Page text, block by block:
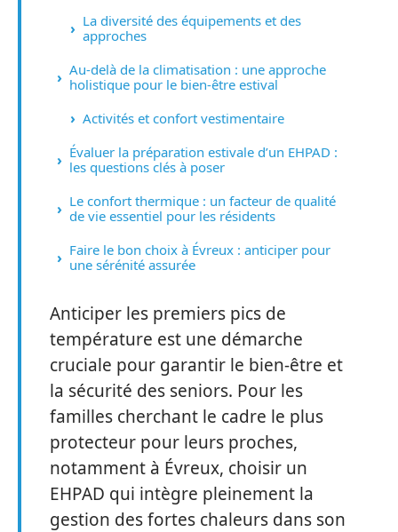
La diversité des équipements et des
approches
Au-delà de la climatisation : une approche
holistique pour le bien-être estival
Activités et confort vestimentaire
Évaluer la préparation estivale d’un EHPAD :
les questions clés à poser
Le confort thermique : un facteur de qualité
de vie essentiel pour les résidents
Faire le bon choix à Évreux : anticiper pour
une sérénité assurée
Anticiper les premiers pics de
température est une démarche
cruciale pour garantir le bien-être et
la sécurité des seniors. Pour les
familles cherchant le cadre le plus
protecteur pour leurs proches,
notamment à Évreux, choisir un
EHPAD qui intègre pleinement la
gestion des fortes chaleurs dans son